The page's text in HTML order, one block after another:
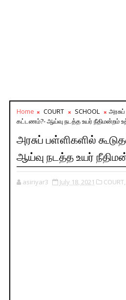
Home COURT SCHOOL
கட்டணம்?- ஆய்வு நடத்த உயர் நீதிமன்றம்
அரசுப் பள்ளிகளில்
ஆய்வு நடத்த உயர்
asiriyar3 July 18, 2021 COURT,